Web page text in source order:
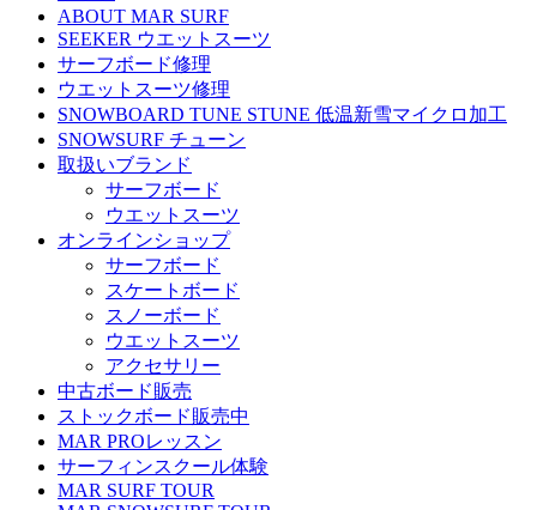
ABOUT MAR SURF
SEEKER ウエットスーツ
サーフボード修理
ウエットスーツ修理
SNOWBOARD TUNE STUNE 低温新雪マイクロ加工
SNOWSURF チューン
取扱いブランド
サーフボード
ウエットスーツ
オンラインショップ
サーフボード
スケートボード
スノーボード
ウエットスーツ
アクセサリー
中古ボード販売
ストックボード販売中
MAR PROレッスン
サーフィンスクール体験
MAR SURF TOUR